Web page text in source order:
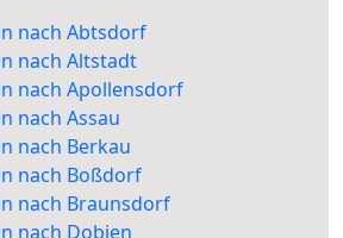
nach Abtsdorf
nach Altstadt
nach Apollensdorf
nach Assau
nach Berkau
nach Boßdorf
nach Braunsdorf
nach Dobien